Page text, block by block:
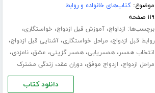
موضوع:کتاب‌های خانواده و روابط
۱۱۹ صفحه
برچسب‌ها: ازداواج،آموزش قبل ازدواج، خواستگاری،
روابط قبل ازدواج، مراحل خواستگاری،آشنایی قبل ازدواج،
انتخاب همسر،همسریابی،همسر گزینی، عشق،نامزدی،
مراحل ازدواج، ازدواج موفق،دوران عقد، زندگی مشترک
دانلود کتاب